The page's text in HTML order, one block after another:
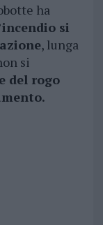
ha
si
, lunga
si
del rogo